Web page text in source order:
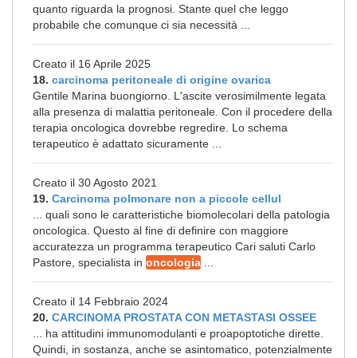
quanto riguarda la prognosi. Stante quel che leggo
probabile che comunque ci sia necessità ...
Creato il 16 Aprile 2025
18. carcinoma peritoneale di origine ovarica
Gentile Marina buongiorno. L'ascite verosimilmente legata
alla presenza di malattia peritoneale. Con il procedere della
terapia oncologica dovrebbe regredire. Lo schema
terapeutico è adattato sicuramente ...
Creato il 30 Agosto 2021
19. Carcinoma polmonare non a piccole cellul
... quali sono le caratteristiche biomolecolari della patologia
oncologica. Questo al fine di definire con maggiore
accuratezza un programma terapeutico Cari saluti Carlo
Pastore, specialista in oncologia
Creato il 14 Febbraio 2024
20. CARCINOMA PROSTATA CON METASTASI OSSEE
... ha attitudini immunomodulanti e proapoptotiche dirette.
Quindi, in sostanza, anche se asintomatico, potenzialmente